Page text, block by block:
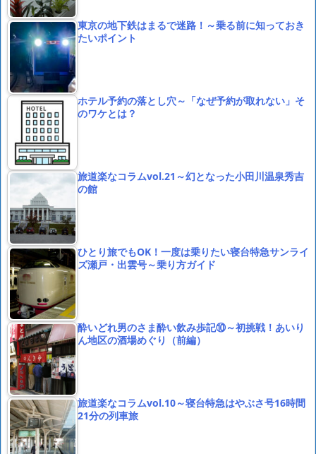
東京の地下鉄はまるで迷路！～乗る前に知っておき
たいポイント
ホテル予約の落とし穴～「なぜ予約が取れない」そ
のワケとは？
旅道楽なコラムvol.21～幻となった小田川温泉秀吉
の館
ひとり旅でもOK！一度は乗りたい寝台特急サンライ
ズ瀬戸・出雲号～乗り方ガイド
酔いどれ男のさま酔い飲み歩記⑩～初挑戦！あいり
ん地区の酒場めぐり（前編）
旅道楽なコラムvol.10～寝台特急はやぶさ号16時間
21分の列車旅